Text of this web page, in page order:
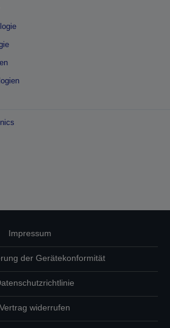
Impressum
der Gerätekonformität
Vertrag widerrufen